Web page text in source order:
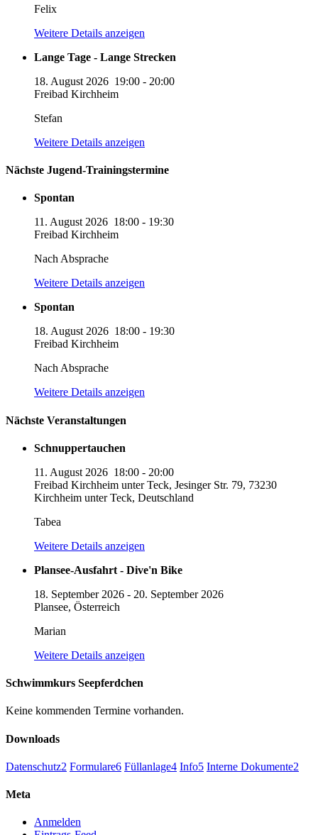
Felix
Weitere Details anzeigen
Lange Tage - Lange Strecken
18. August 2026 19:00 - 20:00
Freibad Kirchheim
Stefan
Weitere Details anzeigen
Nächste Jugend-Trainingstermine
Spontan
11. August 2026 18:00 - 19:30
Freibad Kirchheim
Nach Absprache
Weitere Details anzeigen
Spontan
18. August 2026 18:00 - 19:30
Freibad Kirchheim
Nach Absprache
Weitere Details anzeigen
Nächste Veranstaltungen
Schnuppertauchen
11. August 2026 18:00 - 20:00
Freibad Kirchheim unter Teck, Jesinger Str. 79, 73230
Kirchheim unter Teck, Deutschland
Tabea
Weitere Details anzeigen
Plansee-Ausfahrt - Dive'n Bike
18. September 2026 - 20. September 2026
Plansee, Österreich
Marian
Weitere Details anzeigen
Schwimmkurs Seepferdchen
Keine kommenden Termine vorhanden.
Downloads
Datenschutz2 Formulare6 Füllanlage4 Info5 Interne Dokumente2
Meta
Anmelden